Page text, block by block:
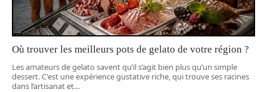
Où trouver les meilleurs pots de gelato de votre région ?
Les amateurs de gelato savent qu’il s’agit bien plus qu’un simple
dessert. C'est une expérience gustative riche, qui trouve ses racines
dans l’artisanat et…